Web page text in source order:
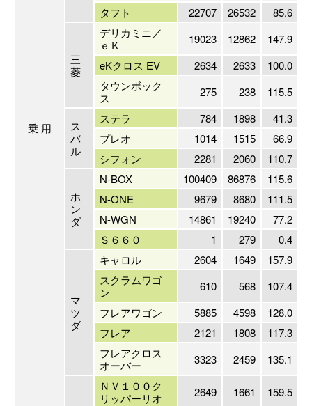
乗 用
タフト
22707 26532 85.6
三
菱
デリカミニ／
ｅＫ
19023 12862
147.9
eKクロス EV
2634 2633
100.0
タウンボック
ス
275 238 115.5
ス
バ
ル
ステラ 784 1898
41.3
プレオ
1014 1515
66.9
シフォン
2281 2060 110.7
ホ
ン
ダ
N-BOX 100409 86876
115.6
N-ONE
9679 8680
111.5
N-WGN
14861 19240
77.2
Ｓ６６０
1 279 0.4
マ
ツ
ダ
キャロル 2604 1649
157.9
スクラムワゴ
ン
610 568
107.4
フレアワゴン
5885 4598
128.0
フレア
2121 1808
117.3
フレアクロス
オーバー
3323 2459 135.1
ＮＶ１００ク
リッパーリオ
2649 1661
159.5